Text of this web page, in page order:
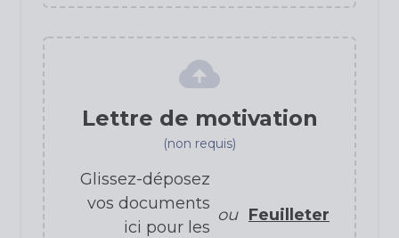
Lettre de motivation
(non requis)
Glissez-déposez
vos documents
ici pour les
ou Feuilleter